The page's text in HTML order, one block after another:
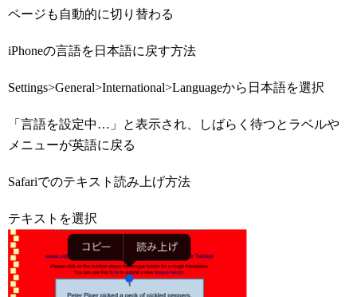
ページも自動的に切り替わる
iPhoneの言語を日本語に戻す方法
Settings>General>International>Languageから日本語を選択
「言語を設定中…」と表示され、しばらく待つとラベルや
メニューが英語に戻る
Safariでのテキスト読み上げ方法
テキストを選択